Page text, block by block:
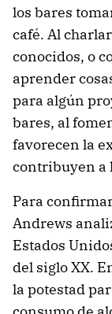
los bares
café. Al
conocidos, o
aprender
para algún
bares, al
favorecen la
contribuyen a
Para
Andrews
Estados
del siglo XX.
la potestad